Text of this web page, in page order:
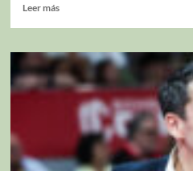
Leer más